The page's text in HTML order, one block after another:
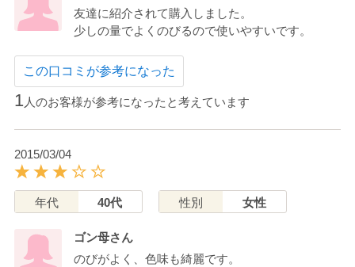
友達に紹介されて購入しました。
少しの量でよくのびるので使いやすいです。
この口コミが参考になった
1人のお客様が参考になったと考えています
2015/03/04
年代 40代 性別 女性
ゴン母さん
のびがよく、色味も綺麗です。